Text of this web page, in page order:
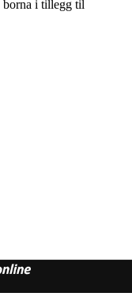
borna i tillegg til